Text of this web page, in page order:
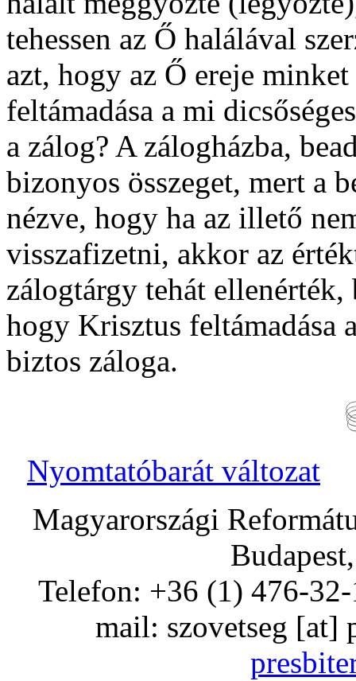
tehessen az Ő halálával
azt, hogy az Ő ereje
feltámadása a mi
a zálog? A zálogházba,
bizonyos összeget, mert a
nézve, hogy ha az illető
visszafizetni, akkor az
zálogtárgy tehát
hogy Krisztus feltámadása
biztos záloga.
Nyomtatóbarát változat
Magyarországi
Telefon: +36 (1) 476-
mail: szovetseg [at]